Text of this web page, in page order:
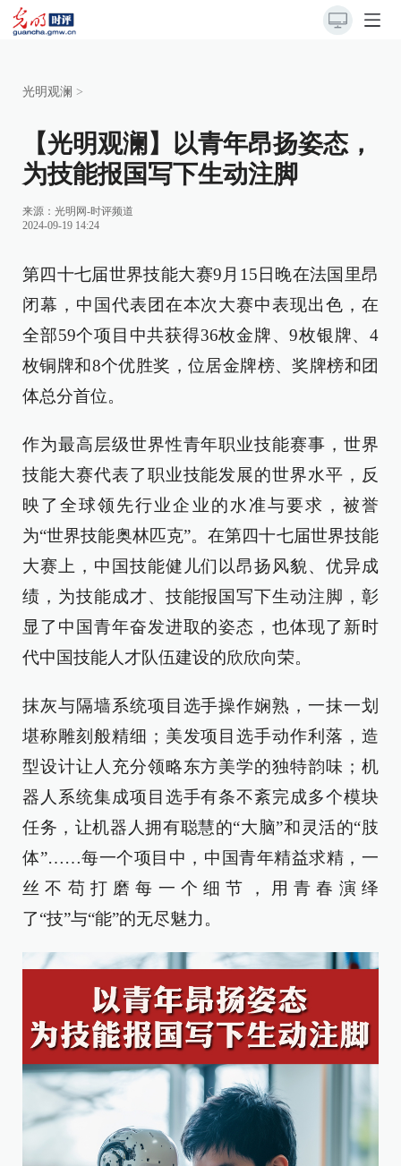
光明观澜 >
【光明观澜】以青年昂扬姿态，
为技能报国写下生动注脚
来源： 光明网-时评频道
2024-09-19 14:24
第四十七届世界技能大赛9月15日晚在法国里昂
闭幕，中国代表团在本次大赛中表现出色，在
全部59个项目中共获得36枚金牌、9枚银牌、4
枚铜牌和8个优胜奖，位居金牌榜、奖牌榜和团
体总分首位。
作为最高层级世界性青年职业技能赛事，世界
技能大赛代表了职业技能发展的世界水平，反
映了全球领先行业企业的水准与要求，被誉
为“世界技能奥林匹克”。在第四十七届世界技能
大赛上，中国技能健儿们以昂扬风貌、优异成
绩，为技能成才、技能报国写下生动注脚，彰
显了中国青年奋发进取的姿态，也体现了新时
代中国技能人才队伍建设的欣欣向荣。
抹灰与隔墙系统项目选手操作娴熟，一抹一划
堪称雕刻般精细；美发项目选手动作利落，造
型设计让人充分领略东方美学的独特韵味；机
器人系统集成项目选手有条不紊完成多个模块
任务，让机器人拥有聪慧的“大脑”和灵活的“肢
体”……每一个项目中，中国青年精益求精，一
丝不苟打磨每一个细节，用青春演绎
了“技”与“能”的无尽魅力。